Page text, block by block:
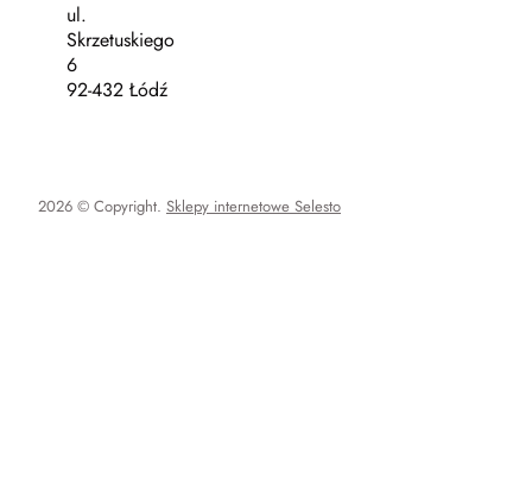
ul.
Skrzetuskiego
6
92-432 Łódź
2026 © Copyright. Sklepy internetowe Selesto